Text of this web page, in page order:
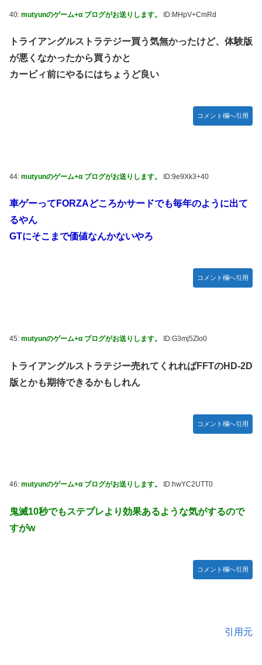
40: mutyunのゲーム+α ブログがお送りします。 ID:MHpV+CmRd
トライアングルストラテジー買う気無かったけど、体験版
が悪くなかったから買うかと
カービィ前にやるにはちょうど良い
コメント欄へ引用
44: mutyunのゲーム+α ブログがお送りします。 ID:9e9Xk3+40
車ゲーってFORZAどころかサードでも毎年のように出て
るやん
GTにそこまで価値なんかないやろ
コメント欄へ引用
45: mutyunのゲーム+α ブログがお送りします。 ID:G3mj5ZIo0
トライアングルストラテジー売れてくれればFFTのHD-2D
版とかも期待できるかもしれん
コメント欄へ引用
46: mutyunのゲーム+α ブログがお送りします。 ID:hwYC2UTT0
鬼滅10秒でもステプレより効果あるような気がするので
すがw
コメント欄へ引用
引用元